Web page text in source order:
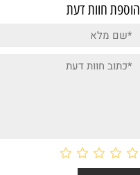
הוספת חוות דעת